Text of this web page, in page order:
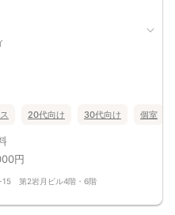
生年月日の記載がある公的な証明
をご確認ください。
なりませんのでご注意ください。
20代向け 30代向け 個室
円
15 第2岩月ビル4階・6階